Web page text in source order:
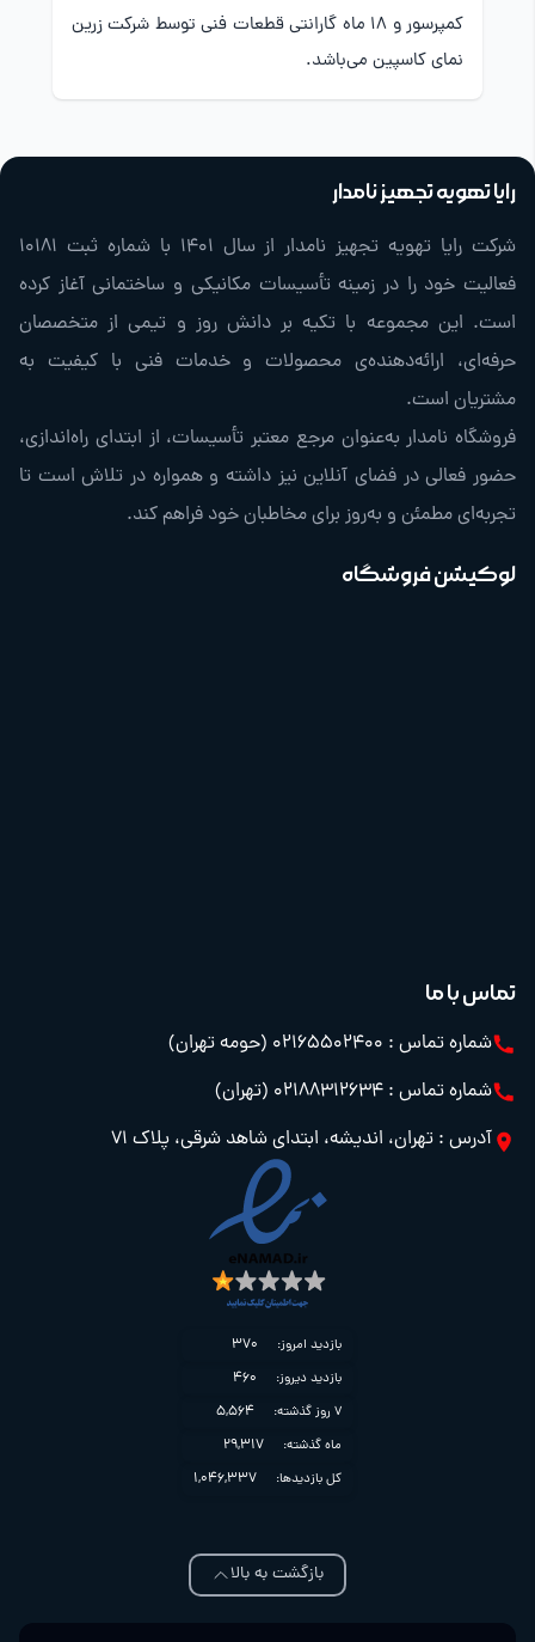
کمپرسور و 18 ماه گارانتی قطعات فنی توسط شرکت زرین
نمای کاسپین می‌باشد.
رایا تهویه تجهیز نامدار
شرکت رایا تهویه تجهیز نامدار از سال ۱۴۰۱ با شماره ثبت ۱۰۱۸۱
فعالیت خود را در زمینه تأسیسات مکانیکی و ساختمانی آغاز کرده
است. این مجموعه با تکیه بر دانش روز و تیمی از متخصصان
حرفه‌ای، ارائه‌دهنده‌ی محصولات و خدمات فنی با کیفیت به
مشتریان است.
فروشگاه نامدار به‌عنوان مرجع معتبر تأسیسات، از ابتدای راه‌اندازی،
حضور فعالی در فضای آنلاین نیز داشته و همواره در تلاش است تا
تجربه‌ای مطمئن و به‌روز برای مخاطبان خود فراهم کند.
لوکیشن فروشگاه
تماس با ما
شماره تماس : 02165502400 (حومه تهران)
شماره تماس : 02188312634 (تهران)
آدرس : تهران، اندیشه، ابتدای شاهد شرقی، پلاک 71
بازدید امروز: 370
بازدید دیروز: 460
7 روز گذشته: 5,564
ماه گذشته: 29,317
کل بازدیدها: 1,046,337
بازگشت به بالا